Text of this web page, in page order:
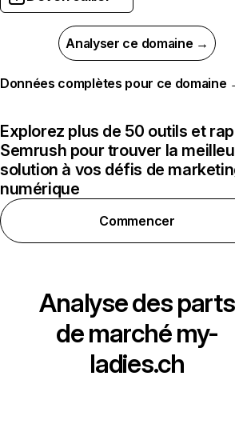
Analyser ce domaine →
Données complètes pour ce domaine
Explorez plus de 50 outils et
Semrush pour trouver la
solution à vos défis de
numérique
Commencer
Analyse des parts
de marchémy-
ladies.ch